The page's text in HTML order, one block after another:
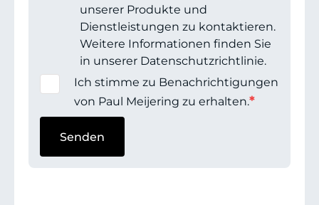
unserer Produkte und
Dienstleistungen zu kontaktieren.
Weitere Informationen finden Sie
in unserer Datenschutzrichtlinie.
Ich stimme zu Benachrichtigungen
von Paul Meijering zu erhalten.*